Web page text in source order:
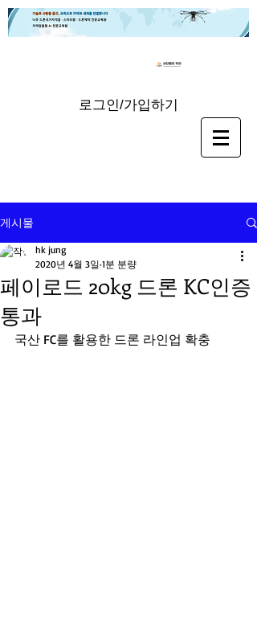
로그인/가입하기
게시물
페이로드 20kg 드론 KC인증
통과
hk jung
2020년 4월 3일 1분 분량
국산 FC를 활용한 드론 라인업 확충